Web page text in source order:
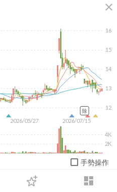
dashboard
登入
close
2026/05/27 2026/07/15
12
13
14
15
16
2K
4K
除
手勢操作